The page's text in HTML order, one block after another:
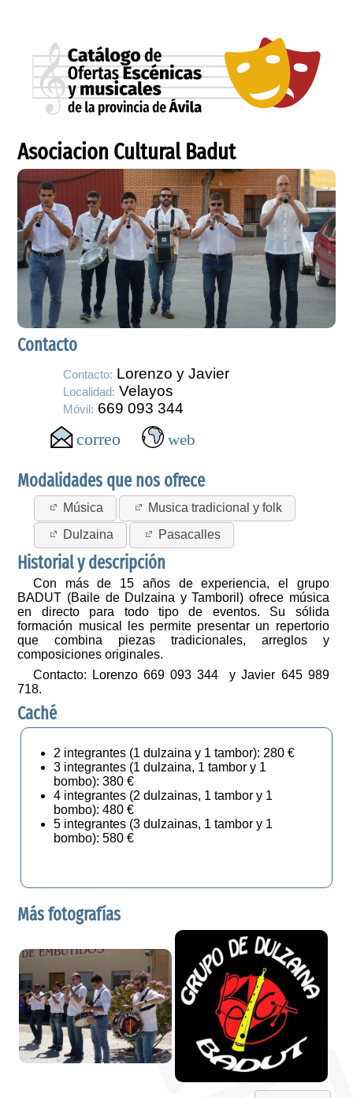
Asociacion Cultural Badut
Contacto
Contacto: Lorenzo y Javier
Localidad: Velayos
Móvil: 669 093 344
Modalidades que nos ofrece
Música Musica tradicional y folk
Dulzaina Pasacalles
Historial y descripción
Con más de 15 años de experiencia, el grupo
BADUT (Baile de Dulzaina y Tamboril) ofrece música
en directo para todo tipo de eventos. Su sólida
formación musical les permite presentar un repertorio
que combina piezas tradicionales, arreglos y
composiciones originales.
Contacto: Lorenzo 669 093 344 y Javier 645 989
718.
Caché
2 integrantes (1 dulzaina y 1 tambor): 280 €
3 integrantes (1 dulzaina, 1 tambor y 1
bombo): 380 €
4 integrantes (2 dulzainas, 1 tambor y 1
bombo): 480 €
5 integrantes (3 dulzainas, 1 tambor y 1
bombo): 580 €
Más fotografías